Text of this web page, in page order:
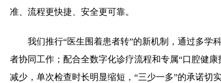
准、流程更快捷、安全更可靠。
我们推行“医生围着患者转”的新机制，通过多学
者协同工作；配合全数字化诊疗流程和专属“口腔健
减少，单次检查时长明显缩短，“三少一多”的承诺切